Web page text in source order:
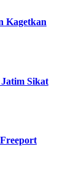
Kagetkan
Sikat